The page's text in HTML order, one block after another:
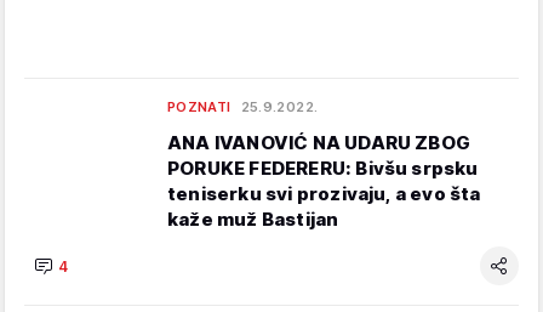
POZNATI 25.9.2022.
ANA IVANOVIĆ NA UDARU ZBOG
PORUKE FEDERERU: Bivšu srpsku
teniserku svi prozivaju, a evo šta
kaže muž Bastijan
4